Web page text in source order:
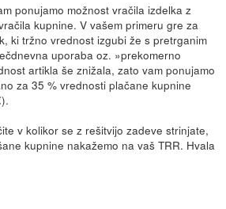
ponujamo možnost vračila izdelka z
kupnine. V vašem primeru gre za
ki tržno vrednost izgubi že s pretrganim
uporaba oz. »prekomerno
artikla še znižala, zato vam ponujamo
za 35 % vrednosti plačane kupnine
v kolikor se z rešitvijo zadeve strinjate,
kupnine nakažemo na vaš TRR. Hvala